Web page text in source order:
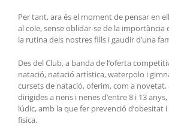
Per tant, ara és el moment de pensar en
al cole, sense oblidar-se de la importància
la rutina dels nostres fills i gaudir d’una
Des del Club, a banda de l’oferta
natació, natació artística, waterpolo i
cursets de natació, oferim, com a
dirigides a nens i nenes d’entre 8 i 13
lúdic, amb la que fer prevenció d’obesitat
física.